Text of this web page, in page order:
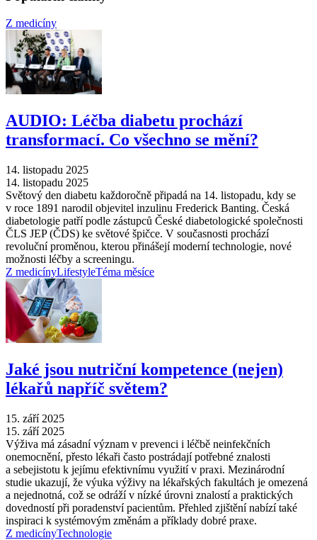
Z medicíny
AUDIO: Léčba diabetu prochází
transformací. Co všechno se mění?
14. listopadu 2025
14. listopadu 2025
Světový den diabetu každoročně připadá na 14. listopadu, kdy se
v roce 1891 narodil objevitel inzulinu Frederick Banting. Česká
diabetologie patří podle zástupců České diabetologické společnosti
ČLS JEP (ČDS) ke světové špičce. V současnosti prochází
revoluční proměnou, kterou přinášejí moderní technologie, nové
možnosti léčby a screeningu.
Z medicínyLifestyleTéma měsíce
Jaké jsou nutriční kompetence (nejen)
lékařů napříč světem?
15. září 2025
15. září 2025
Výživa má zásadní význam v prevenci i léčbě neinfekčních
onemocnění, přesto lékaři často postrádají potřebné znalosti
a sebejistotu k jejímu efektivnímu využití v praxi. Mezinárodní
studie ukazují, že výuka výživy na lékařských fakultách je omezená
a nejednotná, což se odráží v nízké úrovni znalostí a praktických
dovedností při poradenství pacientům. Přehled zjištění nabízí také
inspiraci k systémovým změnám a příklady dobré praxe.
Z medicínyTechnologie